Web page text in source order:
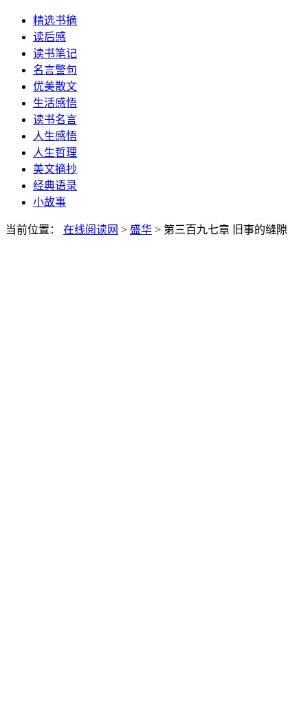
精选书摘
读后感
读书笔记
名言警句
优美散文
生活感悟
读书名言
人生感悟
人生哲理
美文摘抄
经典语录
小故事
当前位置： 在线阅读网 > 盛华 > 第三百九七章 旧事的缝隙